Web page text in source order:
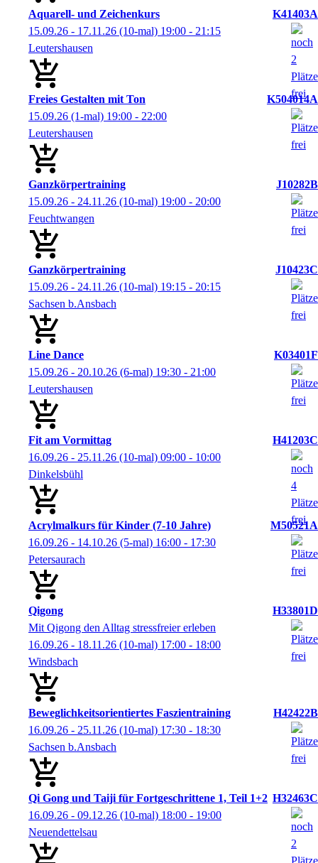
Aquarell- und Zeichenkurs
K41403A
15.09.26 - 17.11.26 (10-mal) 19:00 - 21:15
Leutershausen
Freies Gestalten mit Ton
K504014A
15.09.26 (1-mal) 19:00 - 22:00
Leutershausen
Ganzkörpertraining
J10282B
15.09.26 - 24.11.26 (10-mal) 19:00 - 20:00
Feuchtwangen
Ganzkörpertraining
J10423C
15.09.26 - 24.11.26 (10-mal) 19:15 - 20:15
Sachsen b.Ansbach
Line Dance
K03401F
15.09.26 - 20.10.26 (6-mal) 19:30 - 21:00
Leutershausen
Fit am Vormittag
H41203C
16.09.26 - 25.11.26 (10-mal) 09:00 - 10:00
Dinkelsbühl
Acrylmalkurs für Kinder (7-10 Jahre)
M50521A
16.09.26 - 14.10.26 (5-mal) 16:00 - 17:30
Petersaurach
Qigong
H33801D
Mit Qigong den Alltag stressfreier erleben
16.09.26 - 18.11.26 (10-mal) 17:00 - 18:00
Windsbach
Beweglichkeitsorientiertes Faszientraining
H42422B
16.09.26 - 25.11.26 (10-mal) 17:30 - 18:30
Sachsen b.Ansbach
Qi Gong und Taiji für Fortgeschrittene 1, Teil 1+2 H32463C
16.09.26 - 09.12.26 (10-mal) 18:00 - 19:00
Neuendettelsau